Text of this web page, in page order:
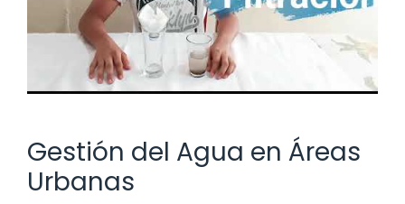
Gestión del Agua en Áreas
Urbanas